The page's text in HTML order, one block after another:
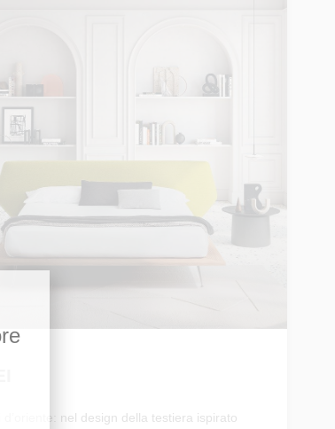
d’oriente: nel design della testiera ispirato